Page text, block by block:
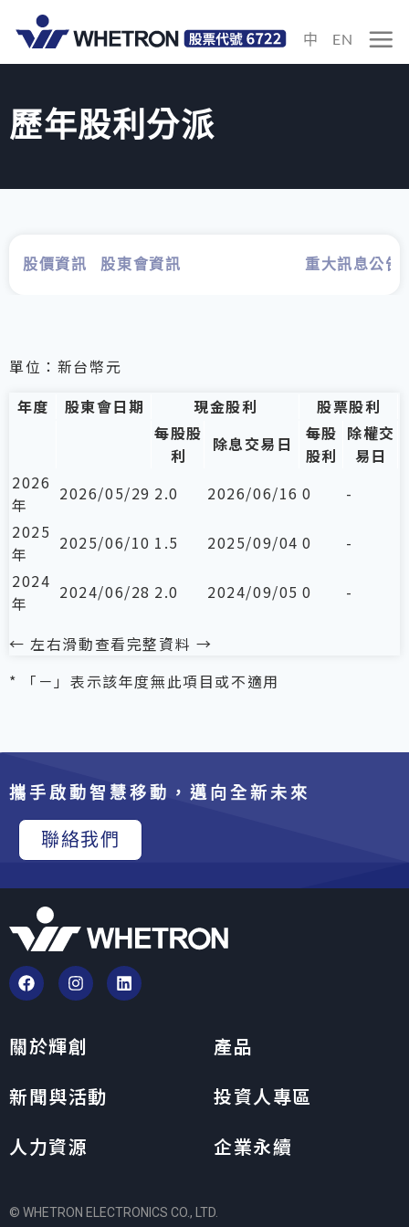
中 EN
歷年股利分派
股價資訊 股東會資訊 重大訊息公告
攜手啟動智慧移動，邁向全新未來
聯絡我們
關於輝創
產品
新聞與活動
投資人專區
人力資源
企業永續
© WHETRON ELECTRONICS CO., LTD.